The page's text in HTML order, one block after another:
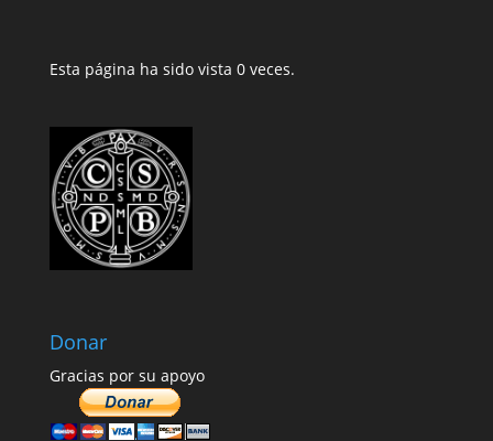
Esta página ha sido vista 0 veces.
Donar
Gracias por su apoyo